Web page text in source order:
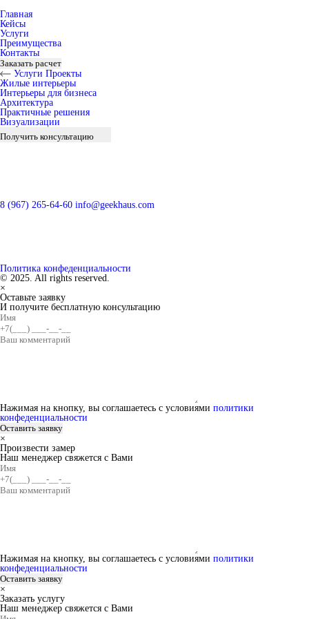
Главная
Кейсы
Услуги
Преимущества
Контакты
Заказать расчет
Услуги Проекты
Жилые интерьеры
Интерьеры для бизнеса
Архитектура
Практичные решения
Визуализации
Получить консультацию
8 (967) 265-64-60 info@geekhaus.com
Политика конфеденциальности
© 2025. All rights reserved.
×
Оставьте заявку
И получите бесплатную консультацию
Нажимая на кнопку, вы соглашаетесь с условиями политики
конфеденциальности
×
Произвести замер
Наш менеджер свяжется с Вами
Нажимая на кнопку, вы соглашаетесь с условиями политики
конфеденциальности
×
Заказать услугу
Наш менеджер свяжется с Вами